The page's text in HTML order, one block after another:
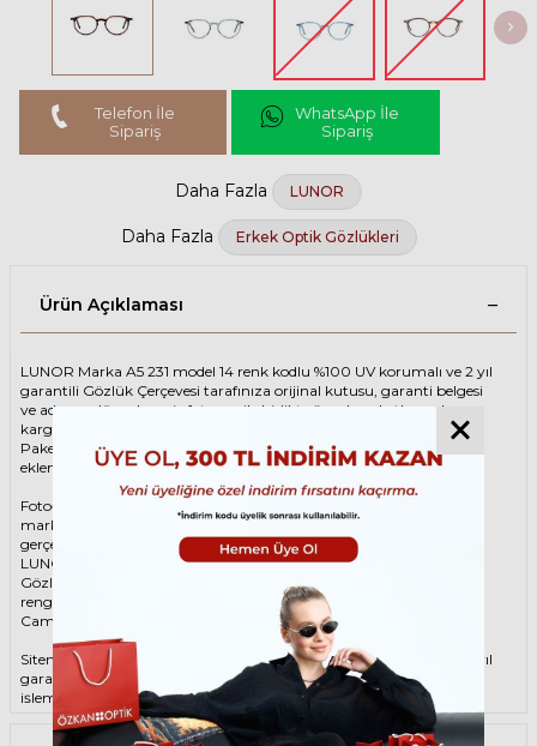
Telefon İle
Sipariş
WhatsApp İle
Sipariş
Daha Fazla LUNOR
Daha Fazla Erkek Optik Gözlükleri
Ürün Açıklaması
LUNOR Marka A5 231 model 14 renk kodlu %100 UV korumalı ve 2 yıl
garantili Gözlük Çerçevesi tarafınıza orijinal kutusu, garanti belgesi
ve adınıza düzenlenmiş faturası ile birlikte özenle paketlenerek
kargoya teslim edilir.
Paketinize ek olarak silme bezi ve temizleme spreyi ücretsiz olarak
eklenmektedir.
Fotoğraftaki Gözlük Çerçevesi kutusu gösterim amaçlı olup
markanın orijinal alternatiflerinden gönderim
gerçekleştirilebilmektedir.
LUNOR Unisex Kahverengi Gözlük ÇerçevesiLUNOR A5 231 14 49
Gözlük Çerçevesi çerçeve şekli Oval, hammaddesi Asetat, çerçeve
rengi Kahverengi renktir.
Camlar %100 korumalı renkli camların materyali ‘dir.
Sitemizden alacağınız LUNOR Gözlük Çerçevesi %100 orijinal ve 2 yıl
garantilidir. Garanti kapsamındaki tüm parça değişim ve tamir
işlemlerini
ÖZKAN OPTİKmağazalarından ücretsiz olarak destek
alabilirsiniz.